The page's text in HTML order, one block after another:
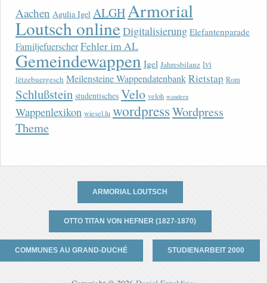
Aachen Agulia Igel ALGHArmorial
Loutsch onlineDigitalisierung Elefantenparade
FamiljefuerscherFehler im AL
Gemeindewappen Igel Jahresbilanz lvi
lëtzebuergesch Meilensteine WappendatenbankRietstap Rom
Schlußstein studentisches Velo veloh wandern
Wappenlexikon wiesel.lu wordpressWordpress
Theme
ARMORIAL LOUTSCH
OTTO TITAN VON HEFNER (1827-1870)
COMMUNES AU GRAND-DUCHÉ STUDIENARBEIT 2000